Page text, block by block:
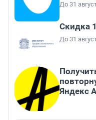
До 31
Скидка
До 31
Яндекс